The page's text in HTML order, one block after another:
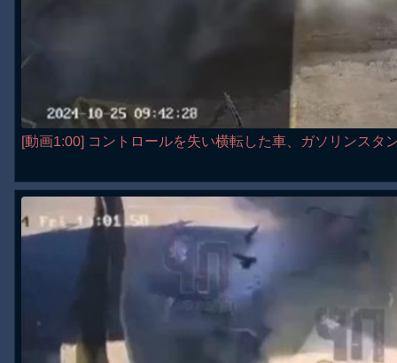
[動画1:00] コントロールを失い横転した車、ガソリンスタ